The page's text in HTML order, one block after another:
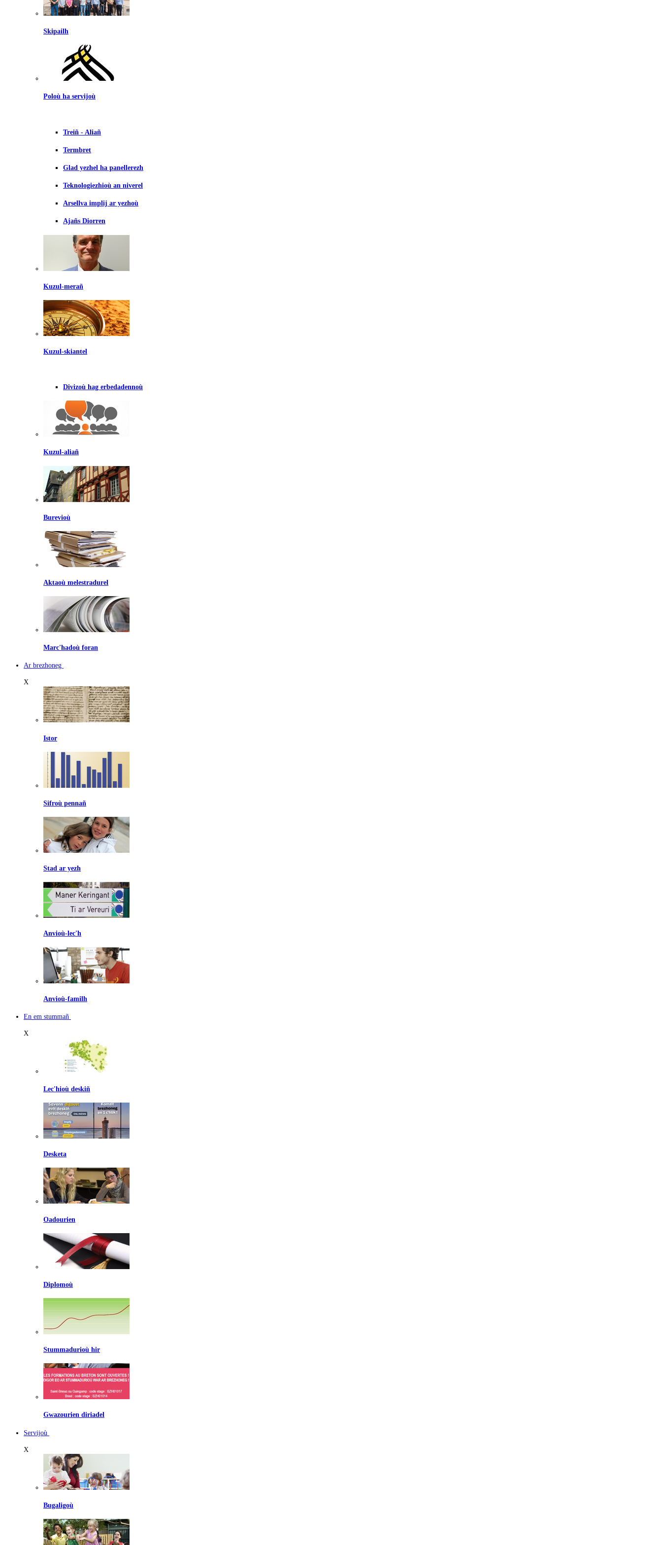
Skipailh
Poloù ha servijoù
Treiñ - Aliañ
Termbret
Glad yezhel ha panellerezh
Teknologiezhioù an niverel
Arsellva implij ar yezhoù
Ajañs Diorren
Kuzul-merañ
Kuzul-skiantel
Divizoù hag erbedadennoù
Kuzul-aliañ
Burevioù
Aktaoù melestradurel
Marc'hadoù foran
Ar brezhoneg
X
Istor
Sifroù pennañ
Stad ar yezh
Anvioù-lec'h
Anvioù-familh
En em stummañ
X
Lec'hioù deskiñ
Desketa
Oadourien
Diplomoù
Stummadurioù hir
Gwazourien diriadel
Servijoù
X
Bugaligoù